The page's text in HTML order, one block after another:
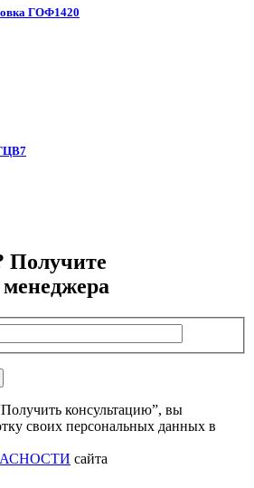
ГОФ1420
Получите
консультацию”, вы
своих персональных данных в
сайта